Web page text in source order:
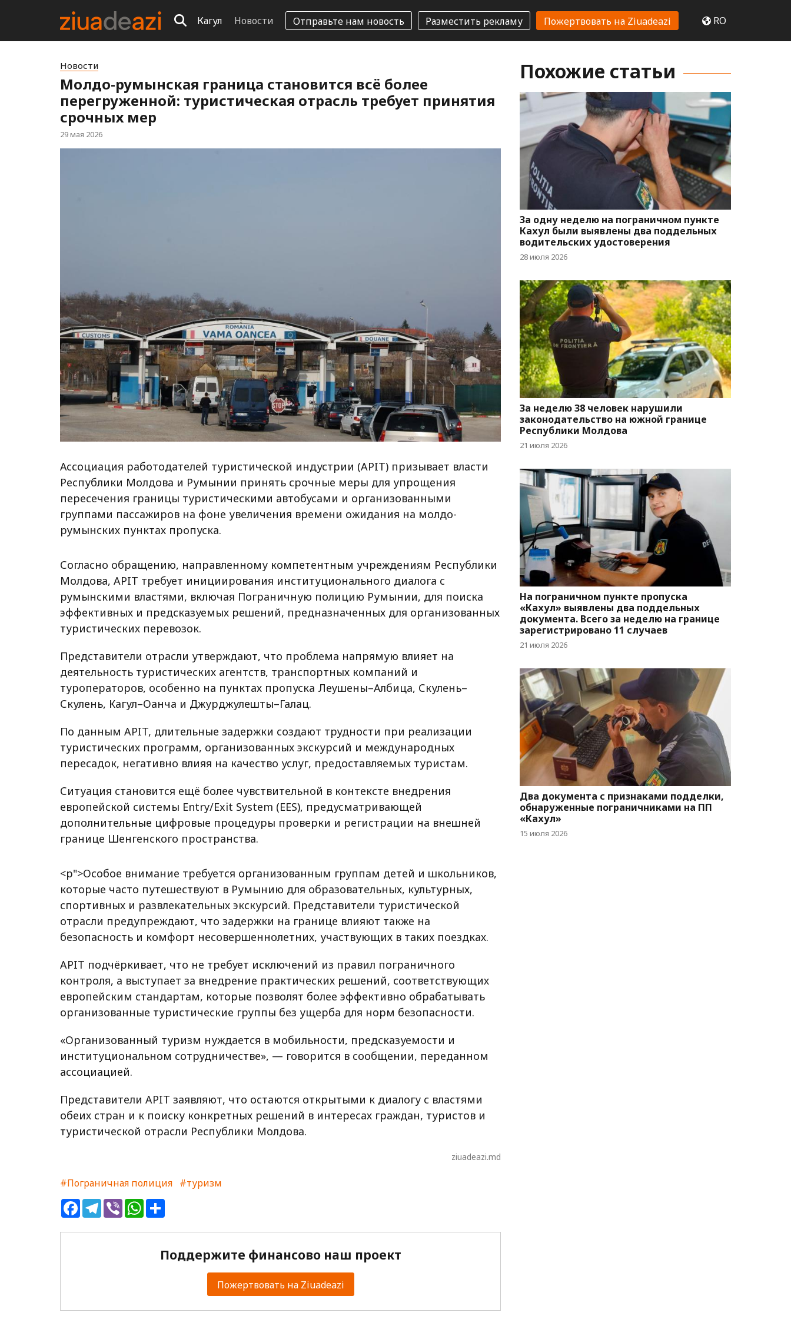
Кагул Новости Отправьте нам новость Разместить рекламу Пожертвовать на Ziuadeazi RO
Новости
Молдо-румынская граница становится всё более
перегруженной: туристическая отрасль требует принятия
срочных мер
29 мая 2026
Ассоциация работодателей туристической индустрии (APIT) призывает власти
Республики Молдова и Румынии принять срочные меры для упрощения
пересечения границы туристическими автобусами и организованными
группами пассажиров на фоне увеличения времени ожидания на молдо-
румынских пунктах пропуска.
Согласно обращению, направленному компетентным учреждениям Республики
Молдова, APIT требует инициирования институционального диалога с
румынскими властями, включая Пограничную полицию Румынии, для поиска
эффективных и предсказуемых решений, предназначенных для организованных
туристических перевозок.
Представители отрасли утверждают, что проблема напрямую влияет на
деятельность туристических агентств, транспортных компаний и
туроператоров, особенно на пунктах пропуска Леушены–Албица, Скулень–
Скулень, Кагул–Оанча и Джурджулешты–Галац.
По данным APIT, длительные задержки создают трудности при реализации
туристических программ, организованных экскурсий и международных
пересадок, негативно влияя на качество услуг, предоставляемых туристам.
Ситуация становится ещё более чувствительной в контексте внедрения
европейской системы Entry/Exit System (EES), предусматривающей
дополнительные цифровые процедуры проверки и регистрации на внешней
границе Шенгенского пространства.
<p">Особое внимание требуется организованным группам детей и школьников,
которые часто путешествуют в Румынию для образовательных, культурных,
спортивных и развлекательных экскурсий. Представители туристической
отрасли предупреждают, что задержки на границе влияют также на
безопасность и комфорт несовершеннолетних, участвующих в таких поездках.
APIT подчёркивает, что не требует исключений из правил пограничного
контроля, а выступает за внедрение практических решений, соответствующих
европейским стандартам, которые позволят более эффективно обрабатывать
организованные туристические группы без ущерба для норм безопасности.
«Организованный туризм нуждается в мобильности, предсказуемости и
институциональном сотрудничестве», — говорится в сообщении, переданном
ассоциацией.
Представители APIT заявляют, что остаются открытыми к диалогу с властями
обеих стран и к поиску конкретных решений в интересах граждан, туристов и
туристической отрасли Республики Молдова.
ziuadeazi.md
#Пограничная полиция #туризм
FacebookTelegram
ViberWhatsApp
Поддержите финансово наш проект
Пожертвовать на Ziuadeazi
Похожие статьи
За одну неделю на пограничном пункте
Кахул были выявлены два поддельных
водительских удостоверения
28 июля 2026
За неделю 38 человек нарушили
законодательство на южной границе
Республики Молдова
21 июля 2026
На пограничном пункте пропуска
«Кахул» выявлены два поддельных
документа. Всего за неделю на границе
зарегистрировано 11 случаев
21 июля 2026
Два документа с признаками подделки,
обнаруженные пограничниками на ПП
«Кахул»
15 июля 2026